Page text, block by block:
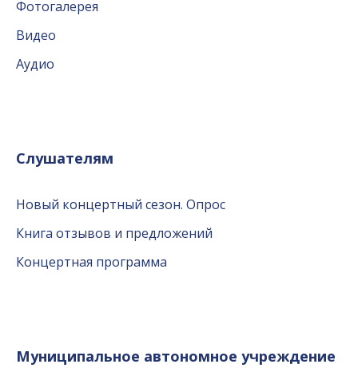
Фотогалерея
Видео
Аудио
Слушателям
Новый концертный сезон. Опрос
Книга отзывов и предложений
Концертная программа
Муниципальное автономное учреждение